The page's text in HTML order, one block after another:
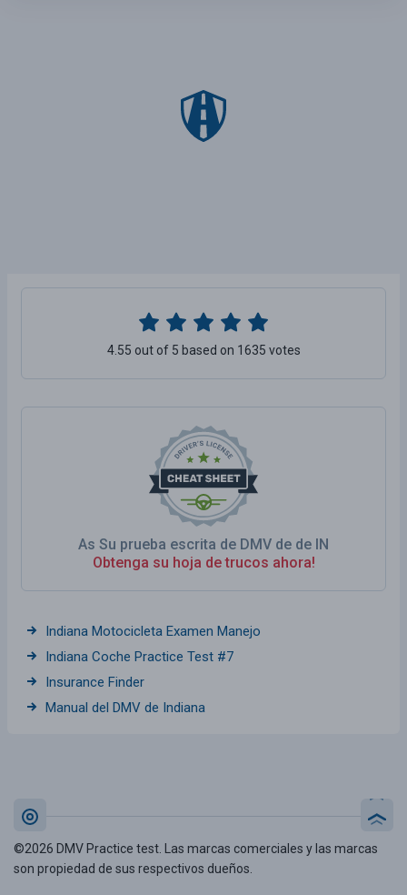
As Su prueba escrita de DMV de de IN
Obtenga su hoja de trucos ahora!
4.55 out of 5 based on 1635 votes
Indiana Motocicleta Examen Manejo
Indiana Coche Practice Test #7
Insurance Finder
Manual del DMV de Indiana
©2026 DMV Practice test. Las marcas comerciales y las marcas
son propiedad de sus respectivos dueños.